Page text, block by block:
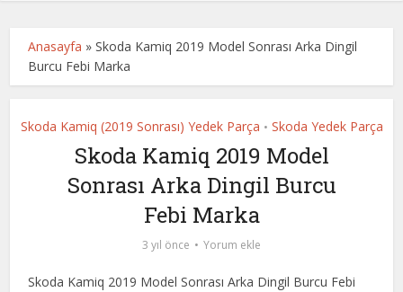
Anasayfa »Skoda Kamiq 2019 Model Sonrası Arka Dingil
Burcu Febi Marka
Skoda Kamiq (2019 Sonrası) Yedek Parça • Skoda Yedek Parça
Skoda Kamiq 2019 Model
Sonrası Arka Dingil Burcu
Febi Marka
3 yıl önce Yorum ekle
Skoda Kamiq 2019 Model Sonrası Arka Dingil Burcu Febi